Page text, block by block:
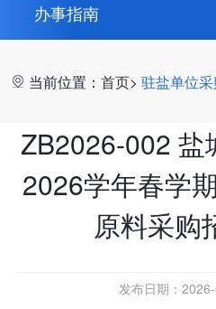
办事指南
当前位置： 首页> 驻盐单位采
ZB2026-002 盐
2026学年春学
原料采购
发布日期：